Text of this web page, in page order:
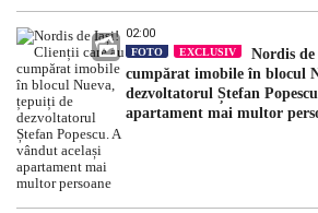
02:00
FOTO EXCLUSIV
Nordis
cumpărat imobile în blocul
dezvoltatorul Ștefan
apartament mai multor